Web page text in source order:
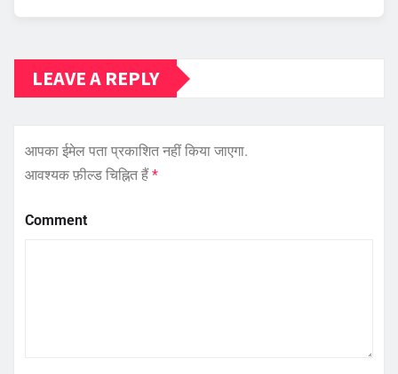
LEAVE A REPLY
आपका ईमेल पता प्रकाशित नहीं किया जाएगा.
आवश्यक फ़ील्ड चिह्नित हैं *
Comment